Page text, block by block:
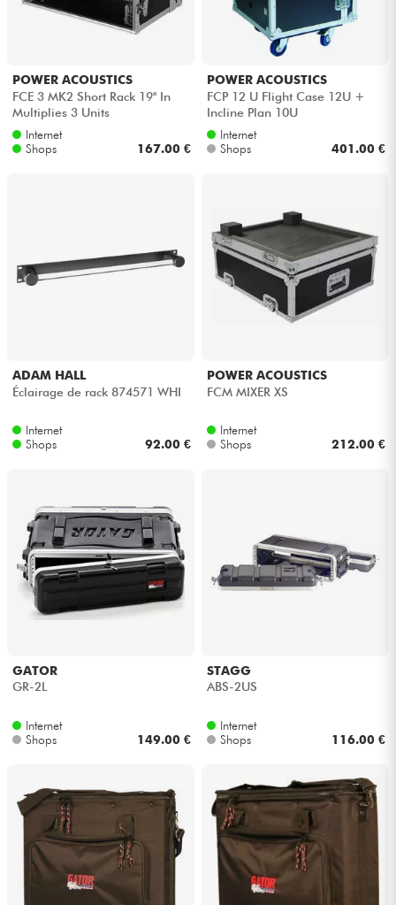
POWER ACOUSTICS
FCE 3 MK2 Short Rack 19'' In
Multiplies 3 Units
Internet
Shops
167.00 €
POWER ACOUSTICS
FCP 12 U Flight Case 12U +
Incline Plan 10U
Internet
Shops
401.00 €
ADAM HALL
Éclairage de rack 874571 WHI
Internet
Shops
92.00 €
POWER ACOUSTICS
FCM MIXER XS
Internet
Shops
212.00 €
GATOR
GR-2L
Internet
Shops
149.00 €
STAGG
ABS-2US
Internet
Shops
116.00 €